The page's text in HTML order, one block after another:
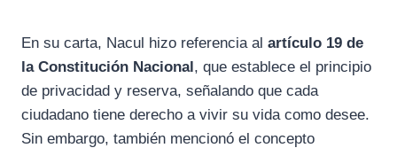
En su carta, Nacul hizo referencia al artículo 19 de
la Constitución Nacional, que establece el principio
de privacidad y reserva, señalando que cada
ciudadano tiene derecho a vivir su vida como desee.
Sin embargo, también mencionó el concepto